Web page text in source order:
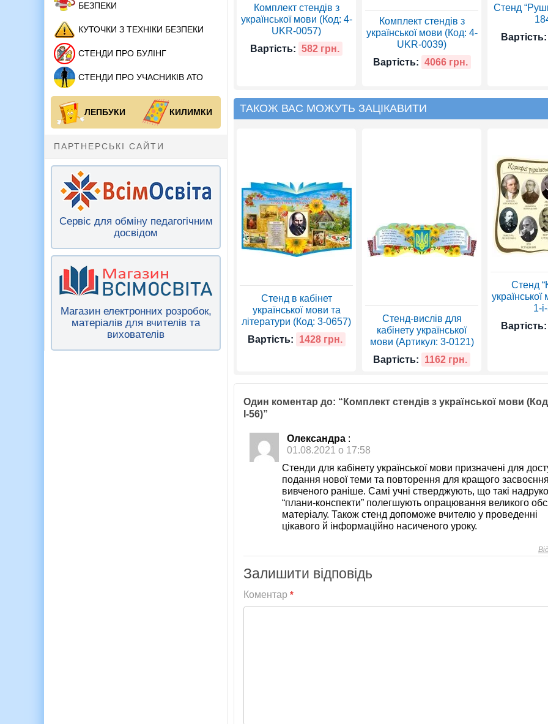
БЕЗПЕКИ
КУТОЧКИ З ТЕХНІКИ БЕЗПЕКИ
СТЕНДИ ПРО БУЛІНГ
СТЕНДИ ПРО УЧАСНИКІВ АТО
ЛЕПБУКИ КИЛИМКИ
ПАРТНЕРСЬКІ САЙТИ
Сервіс для обміну педагогічним
досвідом
Магазин електронних розробок,
матеріалів для вчителів та
вихователів
Комплект стендів з
української мови (Код: 4-
UKR-0057)
Вартість: 582 грн.
Комплект стендів з
української мови (Код: 4-
UKR-0039)
Вартість: 4066 грн.
Стенд
Вартість:
ТАКОЖ ВАС МОЖУТЬ ЗАЦІКАВИТИ
Стенд в кабінет
української мови та
літератури (Код: 3-0657)
Вартість:
1428 грн.
Стенд-вислів для
кабінету української
мови (Артикул: 3-0121)
Вартість:
1162 грн.
Стенд
української
1-
Вартість:
Один коментар до: “Комплект стендів з української мови
І-56)”
Олександра :
01.08.2021 о 17:58
Стенди для кабінету української мови призначені для
подання нової теми та повторення для кращого
вивченого раніше. Самі учні стверджують, що такі
“плани-конспекти” полегшують опрацювання великого
матеріалу. Також стенд допоможе вчителю у проведенні
цікавого й інформаційно насиченого уроку.
Залишити відповідь
Коментар *